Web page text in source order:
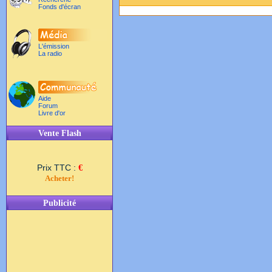
Fonds d'écran
L'émission
La radio
Aide
Forum
Livre d'or
Vente Flash
Prix TTC : €
Acheter!
Publicité